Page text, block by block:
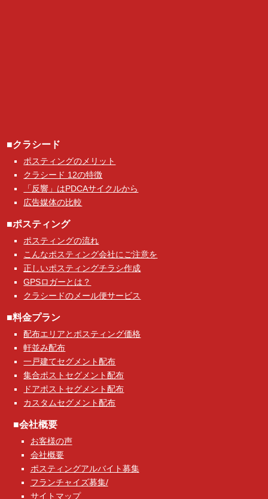
■クラシード
ポスティングのメリット
クラシード 12の特徴
「反響」はPDCAサイクルから
広告媒体の比較
■ポスティング
ポスティングの流れ
こんなポスティング会社にご注意を
正しいポスティングチラシ作成
GPSロガーとは？
クラシードのメール便サービス
■料金プラン
配布エリアとポスティング価格
軒並み配布
一戸建てセグメント配布
集合ポストセグメント配布
ドアポストセグメント配布
カスタムセグメント配布
■会社概要
お客様の声
会社概要
ポスティングアルバイト募集
フランチャイズ募集/
サイトマップ